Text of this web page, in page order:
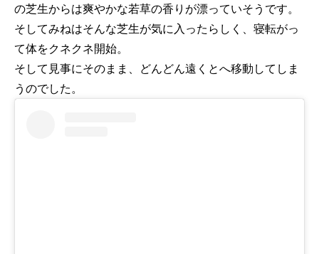
の芝生からは爽やかな若草の香りが漂っていそうです。
そしてみねはそんな芝生が気に入ったらしく、寝転がっ
て体をクネクネ開始。
そして見事にそのまま、どんどん遠くとへ移動してしま
うのでした。